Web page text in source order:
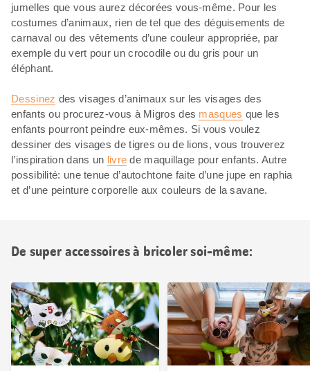
jumelles que vous aurez décorées vous-même. Pour les
costumes d’animaux, rien de tel que des déguisements de
carnaval ou des vêtements d’une couleur appropriée, par
exemple du vert pour un crocodile ou du gris pour un
éléphant.
Dessinez des visages d’animaux sur les visages des
enfants ou procurez-vous à Migros des masques que les
enfants pourront peindre eux-mêmes. Si vous voulez
dessiner des visages de tigres ou de lions, vous trouverez
l’inspiration dans un livre de maquillage pour enfants. Autre
possibilité: une tenue d’autochtone faite d’une jupe en raphia
et d’une peinture corporelle aux couleurs de la savane.
De super accessoires à bricoler soi-même: